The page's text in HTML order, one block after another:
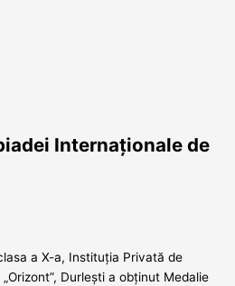
Internaționale de
a X-a, Instituția Privată de
Durlești a obținut Medalie